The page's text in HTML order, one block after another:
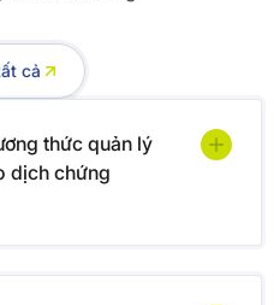
cả
thức quản lý
dịch chứng